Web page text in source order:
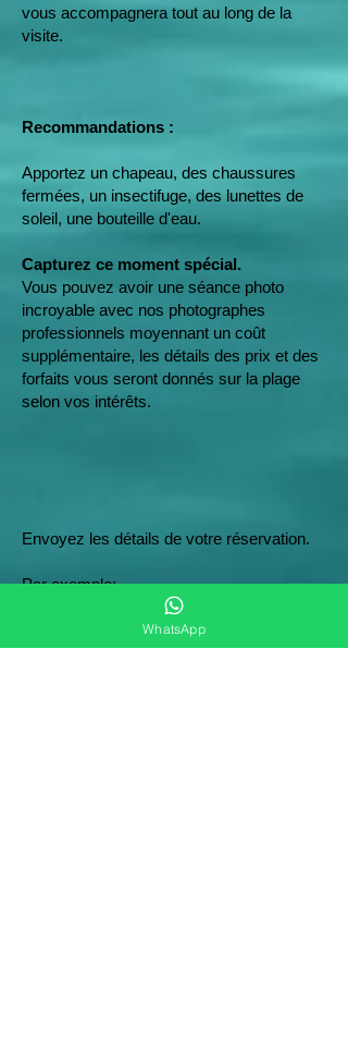
vous accompagnera tout au long de la
visite.
Recommandations :
Apportez un chapeau, des chaussures
fermées, un insectifuge, des lunettes de
soleil, une bouteille d'eau.
Capturez ce moment spécial.
Vous pouvez avoir une séance photo
incroyable avec nos photographes
professionnels moyennant un coût
supplémentaire, les détails des prix et des
forfaits vous seront donnés sur la plage
selon vos intérêts.
Envoyez les détails de votre réservation.
Par exemple:
Balade à cheval sur la plage
Barceló Bávaro Beach
WhatsApp